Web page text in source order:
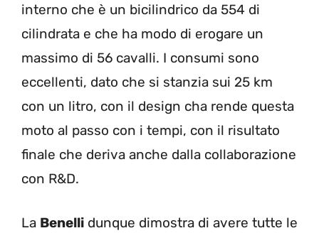
interno che è un bicilindrico da 554 di
cilindrata e che ha modo di erogare un
massimo di 56 cavalli. I consumi sono
eccellenti, dato che si stanzia sui 25 km
con un litro, con il design cha rende questa
moto al passo con i tempi, con il risultato
finale che deriva anche dalla collaborazione
con R&D.
La Benelli dunque dimostra di avere tutte le